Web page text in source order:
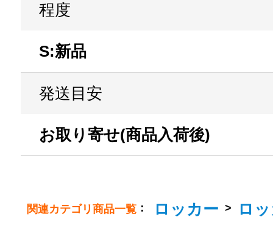
程度
S:新品
発送目安
お取り寄せ(商品入荷後)
関連カテゴリ商品一覧 ： ロッカー > ロ